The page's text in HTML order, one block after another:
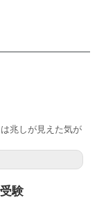
兆しが見えた気が
験